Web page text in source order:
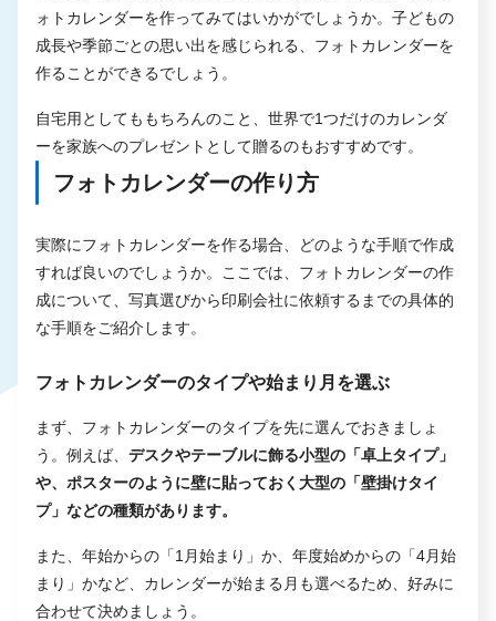
ォトカレンダーを作ってみてはいかがでしょうか。子どもの
成長や季節ごとの思い出を感じられる、フォトカレンダーを
作ることができるでしょう。
自宅用としてももちろんのこと、世界で1つだけのカレンダ
ーを家族へのプレゼントとして贈るのもおすすめです。
フォトカレンダーの作り方
実際にフォトカレンダーを作る場合、どのような手順で作成
すれば良いのでしょうか。ここでは、フォトカレンダーの作
成について、写真選びから印刷会社に依頼するまでの具体的
な手順をご紹介します。
フォトカレンダーのタイプや始まり月を選ぶ
まず、フォトカレンダーのタイプを先に選んでおきましょ
う。例えば、 デスクやテーブルに飾る小型の「卓上タイプ」
や、ポスターのように壁に貼っておく大型の「壁掛けタイ
プ」などの種類があります。
また、年始からの「1月始まり」か、年度始めからの「4月始
まり」かなど、カレンダーが始まる月も選べるため、好みに
合わせて決めましょう。